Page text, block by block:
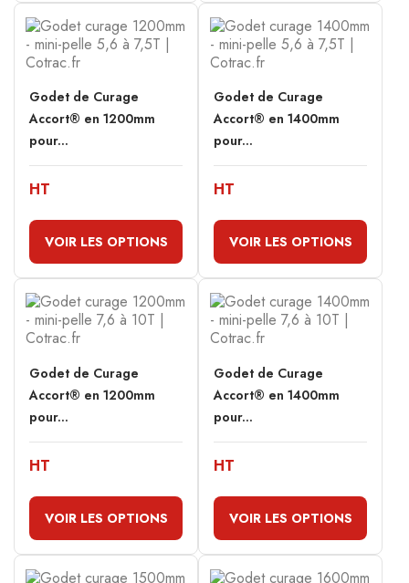
Godet de Curage
Accort® en 1200mm
pour...
HT
VOIR LES OPTIONS
Godet de Curage
Accort® en 1400mm
pour...
HT
VOIR LES OPTIONS
Godet de Curage
Accort® en 1200mm
pour...
HT
VOIR LES OPTIONS
Godet de Curage
Accort® en 1400mm
pour...
HT
VOIR LES OPTIONS